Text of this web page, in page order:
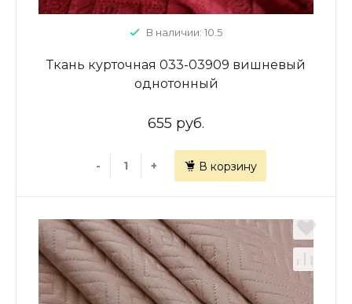
В наличии: 10.5
Ткань курточная 033-03909 вишневый
однотонный
655 руб.
- + В корзину